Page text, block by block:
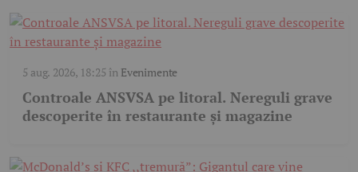
5 aug. 2026, 18:25 în Evenimente
Controale ANSVSA pe litoral. Nereguli grave
descoperite în restaurante și magazine